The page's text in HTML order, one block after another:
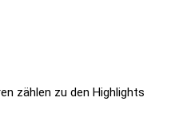
zählen zu den Highlights